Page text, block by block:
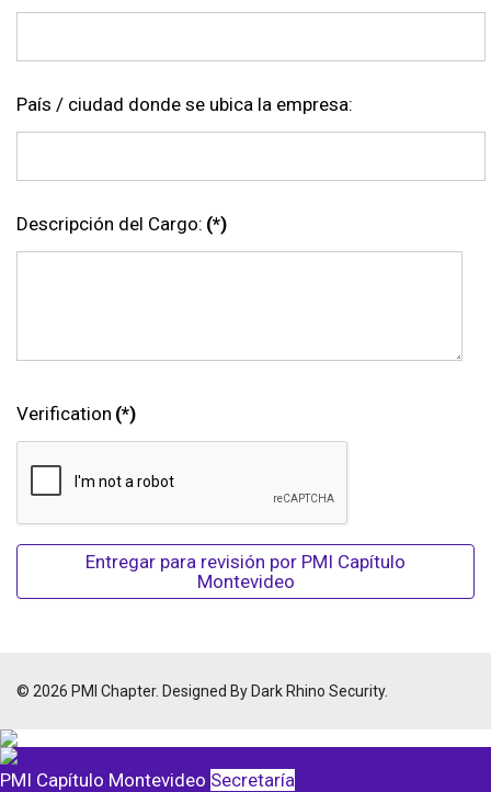
País / ciudad donde se ubica la empresa:
Descripción del Cargo: (*)
Verification (*)
Entregar para revisión por PMI Capítulo
Montevideo
© 2026 PMI Chapter. Designed By Dark Rhino Security.
PMI Capítulo Montevideo Secretaría